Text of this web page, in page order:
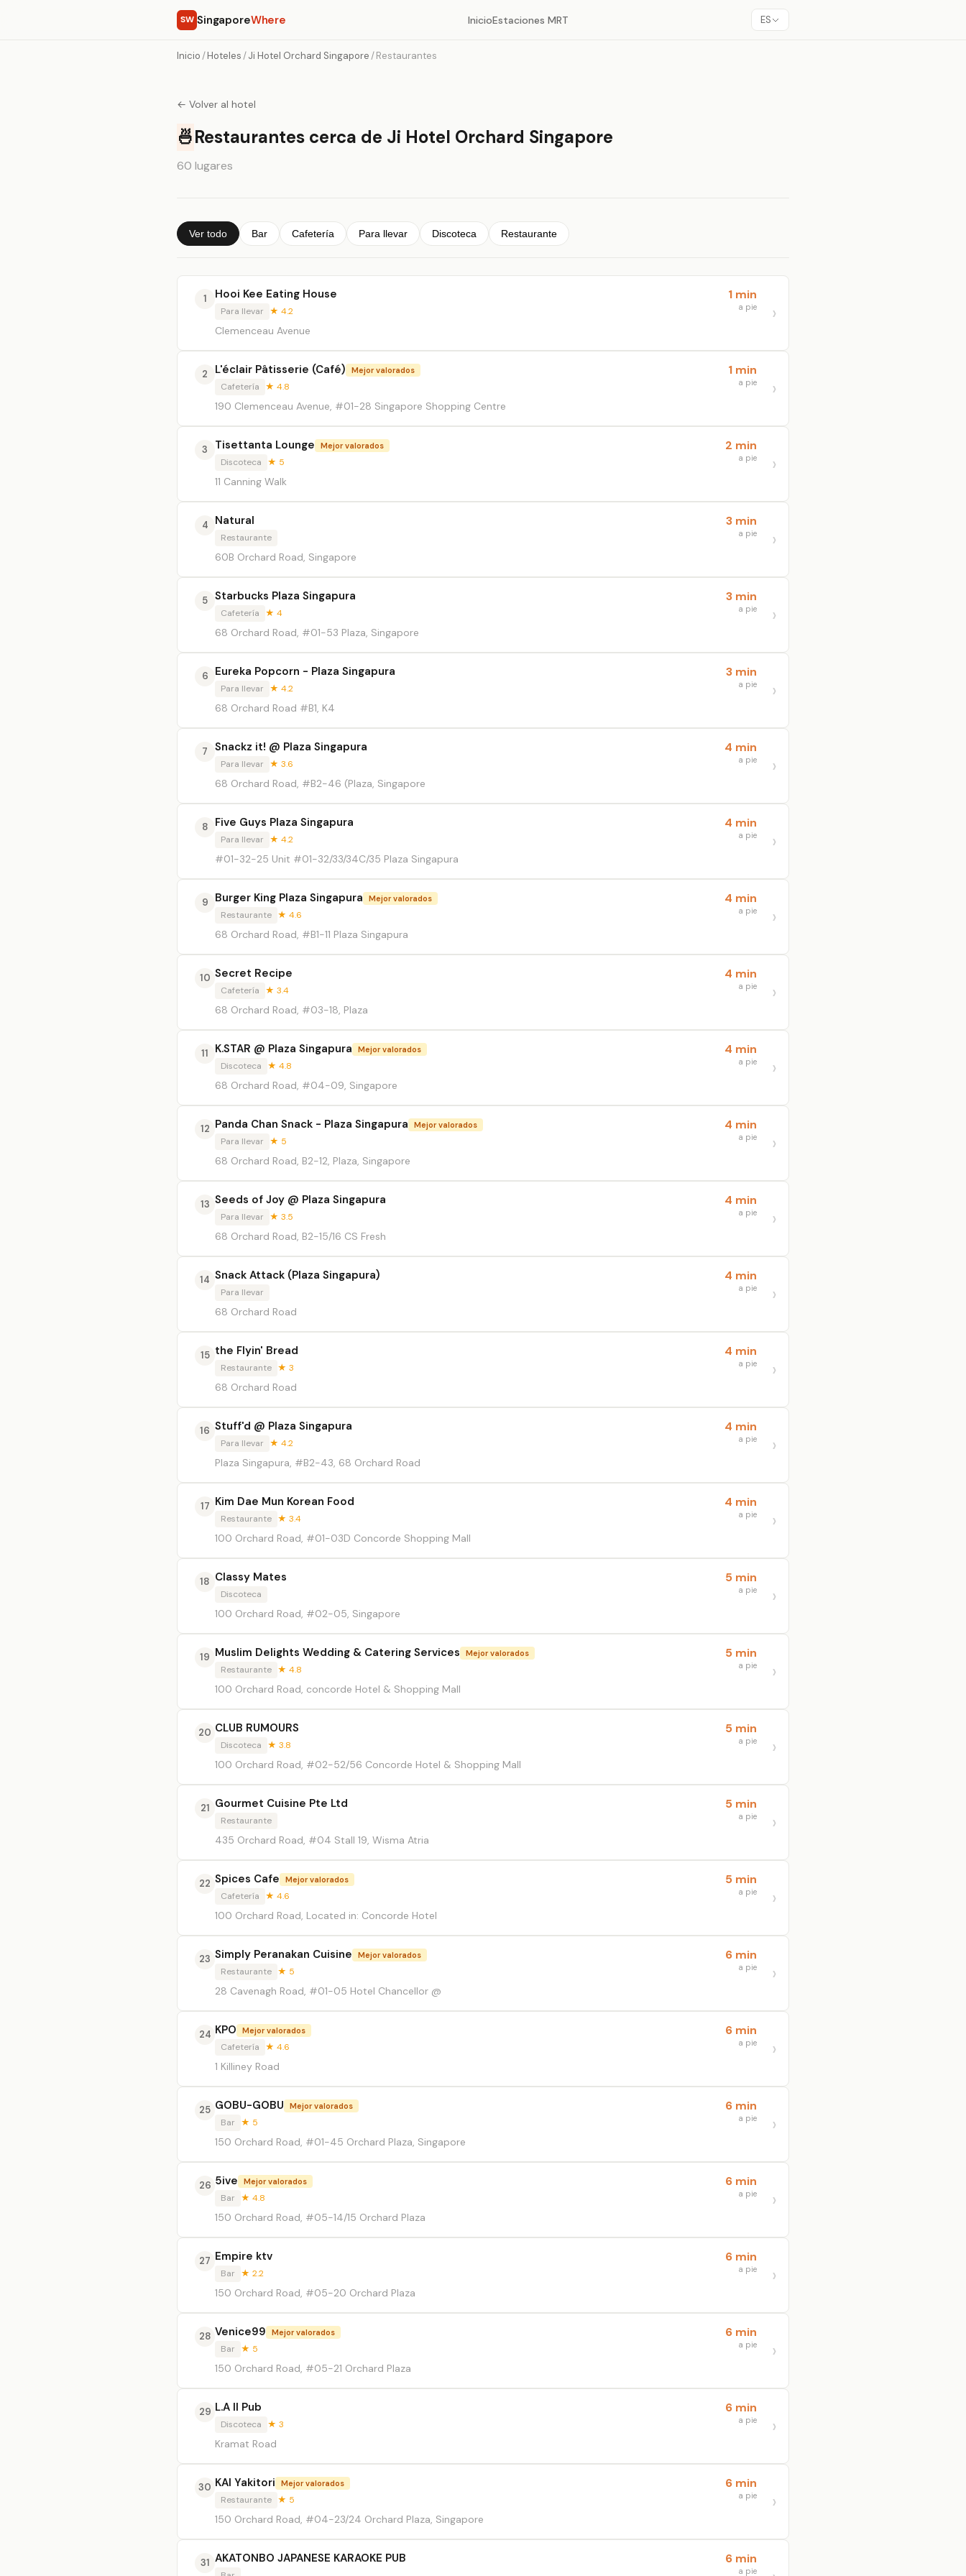
SW SingaporeWhere InicioEstaciones MRT ES
Inicio /Hoteles /Ji Hotel Orchard Singapore /Restaurantes
← Volver al hotel
🍜Restaurantes cerca de Ji Hotel Orchard Singapore
60 lugares
Ver todo Bar Cafetería Para llevar Discoteca Restaurante
1 Hooi Kee Eating House
Para llevar ★ 4.2
Clemenceau Avenue
1 min
a pie
2 L'éclair Pâtisserie (Café) Mejor valorados
Cafetería ★ 4.8
190 Clemenceau Avenue, #01-28 Singapore Shopping Centre
1 min
a pie
3 Tisettanta Lounge Mejor valorados
Discoteca ★ 5
11 Canning Walk
2 min
a pie
4 Natural
Restaurante
60B Orchard Road, Singapore
3 min
a pie
5 Starbucks Plaza Singapura
Cafetería ★ 4
68 Orchard Road, #01-53 Plaza, Singapore
3 min
a pie
6 Eureka Popcorn - Plaza Singapura
Para llevar ★ 4.2
68 Orchard Road #B1, K4
3 min
a pie
7 Snackz it! @ Plaza Singapura
Para llevar ★ 3.6
68 Orchard Road, #B2-46 (Plaza, Singapore
4 min
a pie
8 Five Guys Plaza Singapura
Para llevar ★ 4.2
#01-32-25 Unit #01-32/33/34C/35 Plaza Singapura
4 min
a pie
9 Burger King Plaza Singapura Mejor valorados
Restaurante ★ 4.6
68 Orchard Road, #B1-11 Plaza Singapura
4 min
a pie
10 Secret Recipe
Cafetería ★ 3.4
68 Orchard Road, #03-18, Plaza
4 min
a pie
11 K.STAR @ Plaza Singapura Mejor valorados
Discoteca ★ 4.8
68 Orchard Road, #04-09, Singapore
4 min
a pie
12 Panda Chan Snack - Plaza Singapura Mejor valorados
Para llevar ★ 5
68 Orchard Road, B2-12, Plaza, Singapore
4 min
a pie
13 Seeds of Joy @ Plaza Singapura
Para llevar ★ 3.5
68 Orchard Road, B2-15/16 CS Fresh
4 min
a pie
14 Snack Attack (Plaza Singapura)
Para llevar
68 Orchard Road
4 min
a pie
15 the Flyin' Bread
Restaurante ★ 3
68 Orchard Road
4 min
a pie
16 Stuff'd @ Plaza Singapura
Para llevar ★ 4.2
Plaza Singapura, #B2-43, 68 Orchard Road
4 min
a pie
17 Kim Dae Mun Korean Food
Restaurante ★ 3.4
100 Orchard Road, #01-03D Concorde Shopping Mall
4 min
a pie
18 Classy Mates
Discoteca
100 Orchard Road, #02-05, Singapore
5 min
a pie
19 Muslim Delights Wedding & Catering Services Mejor valorados
Restaurante ★ 4.8
100 Orchard Road, concorde Hotel & Shopping Mall
5 min
a pie
20 CLUB RUMOURS
Discoteca ★ 3.8
100 Orchard Road, #02-52/56 Concorde Hotel & Shopping Mall
5 min
a pie
21 Gourmet Cuisine Pte Ltd
Restaurante
435 Orchard Road, #04 Stall 19, Wisma Atria
5 min
a pie
22 Spices Cafe Mejor valorados
Cafetería ★ 4.6
100 Orchard Road, Located in: Concorde Hotel
5 min
a pie
23 Simply Peranakan Cuisine Mejor valorados
Restaurante ★ 5
28 Cavenagh Road, #01-05 Hotel Chancellor @
6 min
a pie
24 KPO Mejor valorados
Cafetería ★ 4.6
1 Killiney Road
6 min
a pie
25 GOBU-GOBU Mejor valorados
Bar ★ 5
150 Orchard Road, #01-45 Orchard Plaza, Singapore
6 min
a pie
26 5ive Mejor valorados
Bar ★ 4.8
150 Orchard Road, #05-14/15 Orchard Plaza
6 min
a pie
27 Empire ktv
Bar ★ 2.2
150 Orchard Road, #05-20 Orchard Plaza
6 min
a pie
28 Venice99 Mejor valorados
Bar ★ 5
150 Orchard Road, #05-21 Orchard Plaza
6 min
a pie
29 L.A II Pub
Discoteca ★ 3
Kramat Road
6 min
a pie
30 KAI Yakitori Mejor valorados
Restaurante ★ 5
150 Orchard Road, #04-23/24 Orchard Plaza, Singapore
6 min
a pie
31 AKATONBO JAPANESE KARAOKE PUB 6 min
a pie